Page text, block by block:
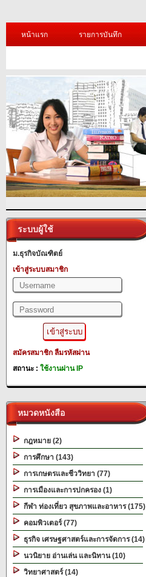
หน้าแรก รายการบันทึก
ระบบผู้ใช้
ม.ธุรกิจบัณฑิตย์
เข้าสู่ระบบสมาชิก
สมัครสมาชิก ลืมรหัสผ่าน
สถานะ : ใช้งานผ่าน IP
หมวดหนังสือ
กฎหมาย (2)
การศึกษา (143)
การเกษตรและชีววิทยา (77)
การเมืองและการปกครอง (1)
กีฬา ท่องเที่ยว สุขภาพและอาหาร (175)
คอมพิวเตอร์ (77)
ธุรกิจ เศรษฐศาสตร์และการจัดการ (14)
นวนิยาย อ่านเล่น และนิทาน (10)
วิทยาศาสตร์ (14)